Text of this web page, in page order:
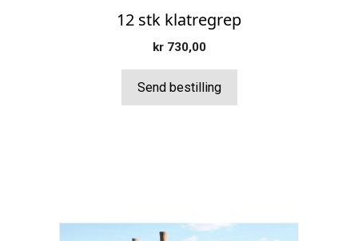
12 stk klatregrep
kr730,00
Send bestilling